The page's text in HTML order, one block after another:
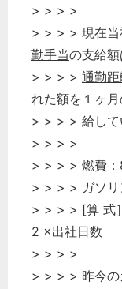
> > > >
> > > > 現在当
勤手当の支給
> > > > 通勤
れた額を１ヶ
> > > > 給して
> > > >
> > > > 燃費
> > > > ガソリ
> > > > [算 式
2 ×出社日数
> > > >
> > > > 昨今の